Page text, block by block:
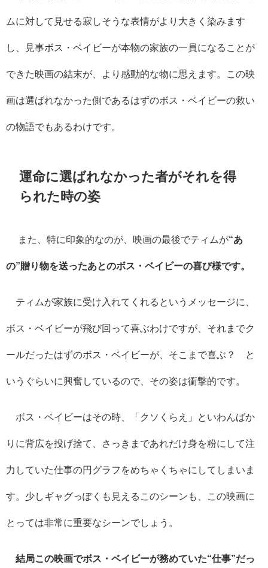
ムに対して見せる寂しそうな表情がより大きく染みます
し、見事ボス・ベイビーが本物の家族の一員になることが
できた映画の結末が、より感動的な物に思えます。この映
画は選ばれなかった側であるはずのボス・ベイビーの救い
の物語でもあるわけです。
運命に選ばれなかった者がそれを得
られた時の姿
また、特に印象的なのが、映画の最後でティムが“あ
の”贈り物を送ったあとのボス・ベイビーの喜び様です。
ティムが家族に受け入れてくれるというメッセージに、
ボス・ベイビーが飛び回って喜ぶわけですが、それまでク
ールだったはずのボス・ベイビーが、そこまで喜ぶ？ と
いうぐらいに興奮しているので、その姿は衝撃的です。
ボス・ベイビーはその時、「クソくらえ」といわんばか
りに背広を投げ捨て、さっきまであれだけ身を粉にして注
力していた仕事の円グラフをめちゃくちゃにしてしまいま
す。少しギャグっぽくも見えるこのシーンも、この映画に
とっては非常に重要なシーンでしょう。
結局この映画でボス・ベイビーが務めていた“仕事”だっ